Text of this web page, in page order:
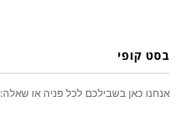
בסט קופי
אנחנו כאן בשבילכם לכל פניה או שאלה: 077-9977003